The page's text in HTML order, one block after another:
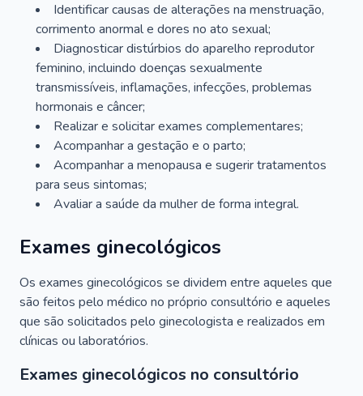
Identificar causas de alterações na menstruação,
corrimento anormal e dores no ato sexual;
Diagnosticar distúrbios do aparelho reprodutor
feminino, incluindo doenças sexualmente
transmissíveis, inflamações, infecções, problemas
hormonais e câncer;
Realizar e solicitar exames complementares;
Acompanhar a gestação e o parto;
Acompanhar a menopausa e sugerir tratamentos
para seus sintomas;
Avaliar a saúde da mulher de forma integral.
Exames ginecológicos
Os exames ginecológicos se dividem entre aqueles que
são feitos pelo médico no próprio consultório e aqueles
que são solicitados pelo ginecologista e realizados em
clínicas ou laboratórios.
Exames ginecológicos no consultório